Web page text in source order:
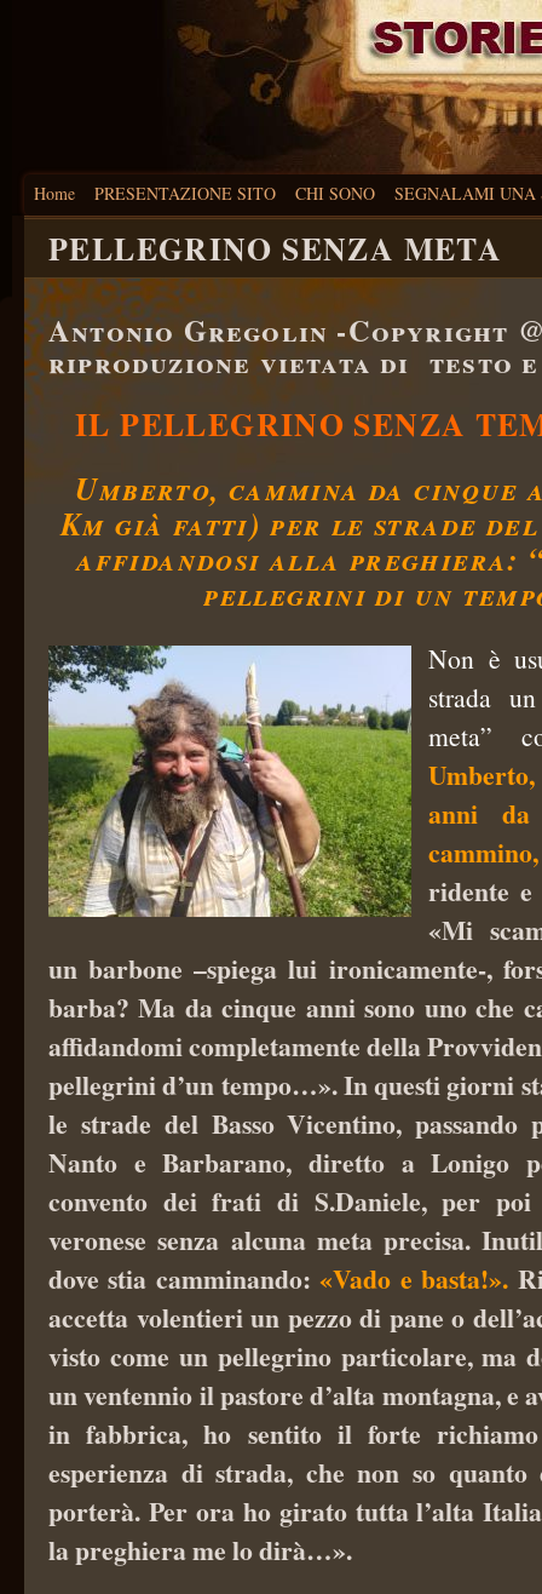
Home PRESENTAZIONE SITO CHI SONO SEGNALAMI UNA
PELLEGRINO SENZA META
Antonio Gregolin -Copyright
riproduzione vietata di testo
IL PELLEGRINO SENZA
Umberto, cammina da cinque
Km già fatti) per le strade
affidandosi alla preghiera:
pellegrini di un
Non è
strada
meta”
anni
cammino,
ridente
«Mi
un barbone –spiega lui ironicamente-,
barba? Ma da cinque anni sono uno che
affidandomi completamente della
pellegrini d’un tempo…». In questi giorni
le strade del Basso Vicentino, passando
Nanto e Barbarano, diretto a Lonigo
convento dei frati di S.Daniele, per poi
veronese senza alcuna meta precisa.
dove stia camminando:«Vado e basta!».
accetta volentieri un pezzo di pane o
visto come un pellegrino particolare, ma
un ventennio il pastore d’alta montagna, e
in fabbrica, ho sentito il forte
esperienza di strada, che non so
porterà. Per ora ho girato tutta l’alta
la preghiera me lo dirà…».